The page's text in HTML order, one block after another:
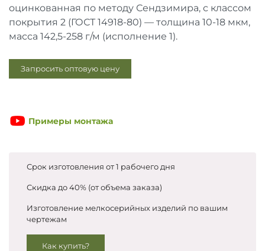
оцинкованная по методу Сендзимира, с классом
покрытия 2 (ГОСТ 14918-80) — толщина 10-18 мкм,
масса 142,5-258 г/м (исполнение 1).
Запросить оптовую цену
Примеры монтажа
Срок изготовления от 1 рабочего дня
Скидка до 40% (от объема заказа)
Изготовление мелкосерийных изделий по вашим
чертежам
Как купить?
Запросить цены